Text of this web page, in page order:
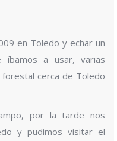
en Toledo y echar un
íbamos a usar, varias
cerca de Toledo
por la tarde nos
y pudimos visitar el